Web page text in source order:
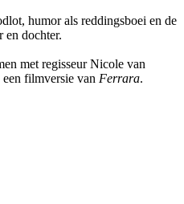
humor als reddingsboei en de
en dochter.
met regisseur Nicole van
filmversie van Ferrara.